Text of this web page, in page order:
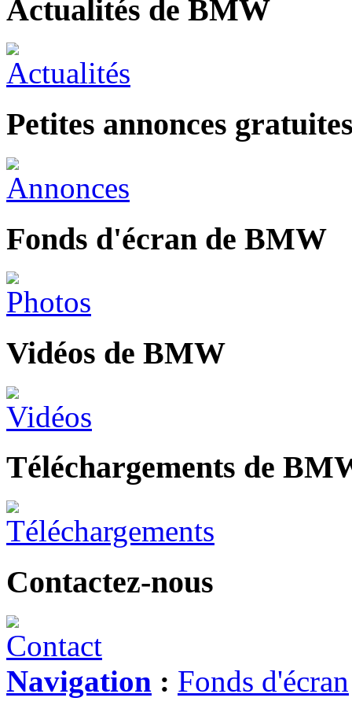
Actualités de BMW
Petites annonces
Fonds d'écran de BMW
Vidéos de BMW
Téléchargements de
Contactez-nous
Navigation : Fonds d'écran